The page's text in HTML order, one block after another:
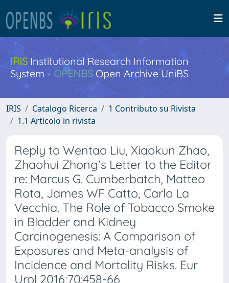
IRISInstitutional Research Information
System - OPENBS Open Archive UniBS
IRIS Catalogo Ricerca
1 Contributo su Rivista
1.1 Articolo in rivista
Reply to Wentao Liu, Xiaokun Zhao,
Zhaohui Zhong's Letter to the Editor
re: Marcus G. Cumberbatch, Matteo
Rota, James WF Catto, Carlo La
Vecchia. The Role of Tobacco Smoke
in Bladder and Kidney
Carcinogenesis: A Comparison of
Exposures and Meta-analysis of
Incidence and Mortality Risks. Eur
Urol 2016;70:458-66